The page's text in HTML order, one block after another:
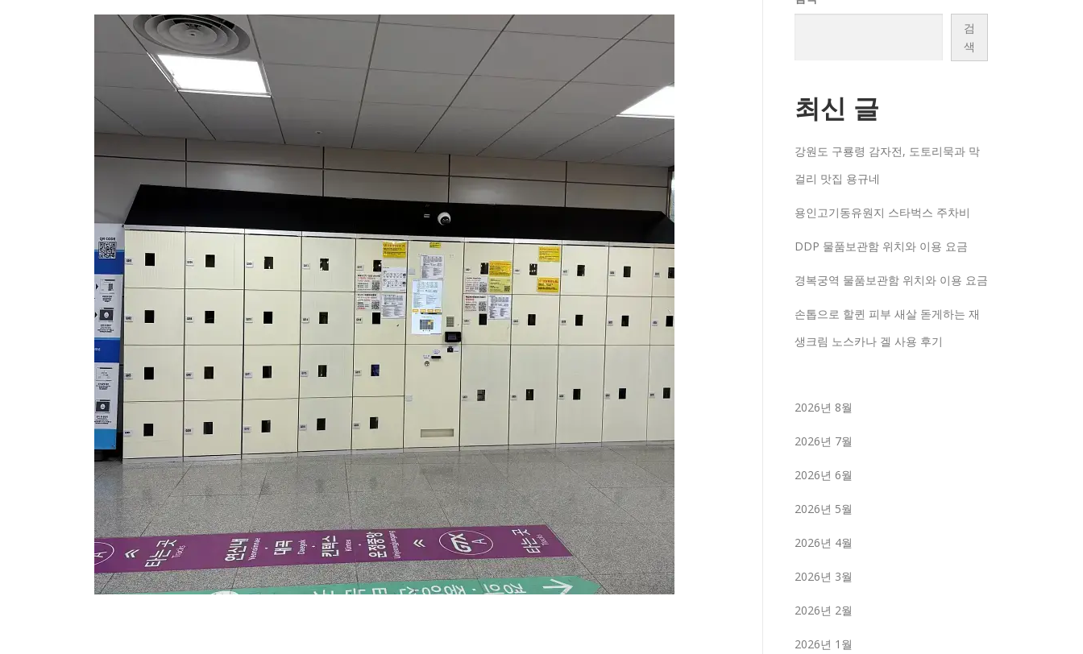
검
색
최신 글
강원도 구룡령 감자전, 도토리묵과 막
걸리 맛집 용규네
용인고기동유원지 스타벅스 주차비
DDP 물품보관함 위치와 이용 요금
경복궁역 물품보관함 위치와 이용 요금
손톱으로 할퀸 피부 새살 돋게하는 재
생크림 노스카나 겔 사용 후기
2026년 8월
2026년 7월
2026년 6월
2026년 5월
2026년 4월
2026년 3월
2026년 2월
2026년 1월